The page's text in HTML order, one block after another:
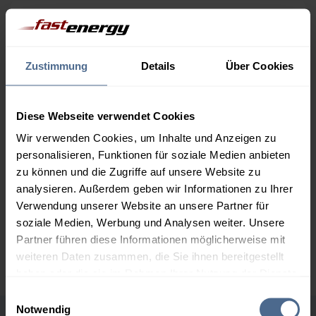
Zustimmung Details Über Cookies
Diese Webseite verwendet Cookies
Wir verwenden Cookies, um Inhalte und Anzeigen zu
personalisieren, Funktionen für soziale Medien anbieten
zu können und die Zugriffe auf unsere Website zu
analysieren. Außerdem geben wir Informationen zu Ihrer
Verwendung unserer Website an unsere Partner für
soziale Medien, Werbung und Analysen weiter. Unsere
Partner führen diese Informationen möglicherweise mit
weiteren Daten zusammen, die Sie ihnen bereitgestellt
Notwendig
1.000 Liter – 1,99 €
156,95 €
3.000 Liter
153,14 €
155,13 €
– 1,99 €
5.000 Liter
151,69 €
153,68 €
– 1,99 €
Preise für Heizöl in Standardqualität nach Ö-Norm C 1109 in € / 100
Liter inkl. MwSt. und Lieferung bei einer Lieferstelle.